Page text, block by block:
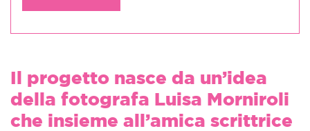
Il progetto nasce da un’idea
della fotografa Luisa Morniroli
che insieme all’amica scrittrice